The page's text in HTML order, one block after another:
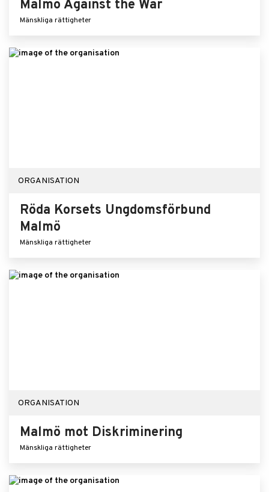
Malmö Against the War
Mänskliga rättigheter
ORGANISATION
Röda Korsets Ungdomsförbund
Malmö
Mänskliga rättigheter
ORGANISATION
Malmö mot Diskriminering
Mänskliga rättigheter